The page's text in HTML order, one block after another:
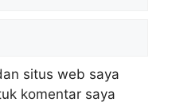
situs web saya
komentar saya